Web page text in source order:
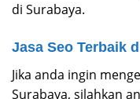
di Surabaya.
Jasa Seo Terbaik
Jika anda ingin
Surabaya, silahkan